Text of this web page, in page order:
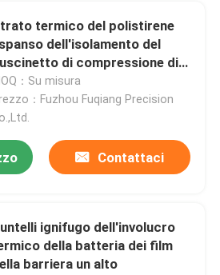
termico del polistirene
dell'isolamento del
di compressione di
della batteria di EV
：Su misura
：Fuzhou Fuqiang Precision
Contattaci
ignifugo dell'involucro
della batteria dei film
barriera un alto